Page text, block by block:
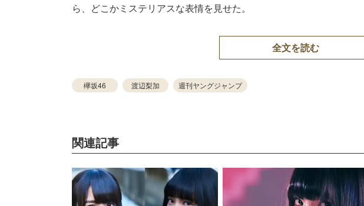
ら、どこかミステリアスな表情を見せた。
全文を読む
欅坂46 渡辺梨加 週刊ヤングジャンプ
関連記事